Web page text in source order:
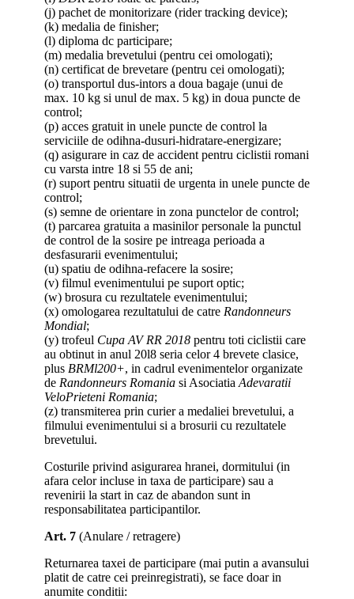
(j) pachet de monitorizare (rider tracking device);
(k) medalia de finisher;
(l) diploma dc participare;
(m) medalia brevetului (pentru cei omologati);
(n) certificat de brevetare (pentru cei omologati);
(o) transportul dus-intors a doua bagaje (unui de
max. 10 kg si unul de max. 5 kg) in doua puncte de
control;
(p) acces gratuit in unele puncte de control la
serviciile de odihna-dusuri-hidratare-energizare;
(q) asigurare in caz de accident pentru ciclistii romani
cu varsta intre 18 si 55 de ani;
(r) suport pentru situatii de urgenta in unele puncte de
control;
(s) semne de orientare in zona punctelor de control;
(t) parcarea gratuita a masinilor personale la punctul
de control de la sosire pe intreaga perioada a
desfasurarii evenimentului;
(u) spatiu de odihna-refacere la sosire;
(v) filmul evenimentului pe suport optic;
(w) brosura cu rezultatele evenimentului;
(x) omologarea rezultatului de catre Randonneurs
Mondial;
(y) trofeul Cupa AV RR 2018 pentru toti ciclistii care
au obtinut in anul 20l8 seria celor 4 brevete clasice,
plus BRMl200+, in cadrul evenimentelor organizate
de Randonneurs Romania si Asociatia Adevaratii
VeloPrieteni Romania;
(z) transmiterea prin curier a medaliei brevetului, a
filmului evenimentului si a brosurii cu rezultatele
brevetului.
Costurile privind asigurarea hranei, dormitului (in
afara celor incluse in taxa de participare) sau a
revenirii la start in caz de abandon sunt in
responsabilitatea participantilor.
Art. 7 (Anulare / retragere)
Returnarea taxei de participare (mai putin a avansului
platit de catre cei preinregistrati), se face doar in
anumite conditii: